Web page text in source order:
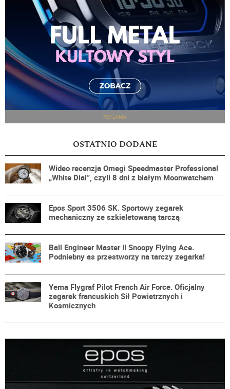
REKLAMA
OSTATNIO DODANE
Wideo recenzja Omegi Speedmaster Professional
„White Dial”, czyli 8 dni z białym Moonwatchem
Epos Sport 3506 SK. Sportowy zegarek
mechaniczny ze szkieletowaną tarczą
Ball Engineer Master II Snoopy Flying Ace.
Podniebny as przestworzy na tarczy zegarka!
Yema Flygraf Pilot French Air Force. Oficjalny
zegarek francuskich Sił Powietrznych i
Kosmicznych